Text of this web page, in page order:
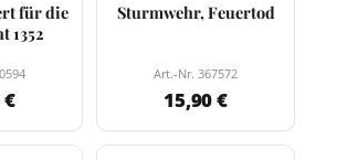
für die
1352
€
Sturmwehr, Feuertod
Art.-Nr. 367572
15,90 €